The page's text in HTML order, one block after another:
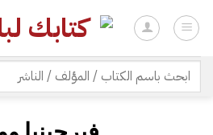
للمحتوى
البحث
عن:
| شحن مجاني للطلبات +300 ريال | تغليف مجاني للطلبات +150 ريال |